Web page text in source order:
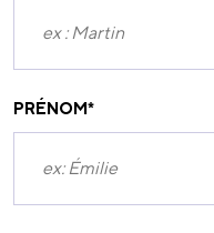
PRÉNOM*